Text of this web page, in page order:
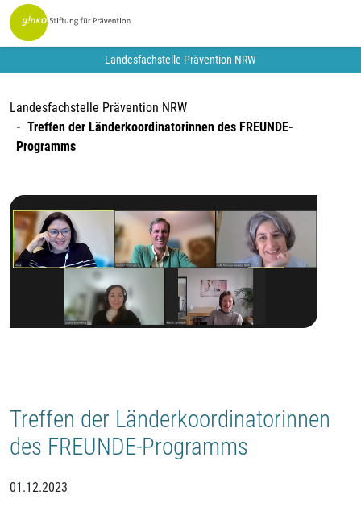
Landesfachstelle Prävention NRW
Landesfachstelle Prävention NRW
Treffen der Länderkoordinatorinnen des FREUNDE-
Programms
Treffen der Länderkoordinatorinnen
des FREUNDE-Programms
01.12.2023